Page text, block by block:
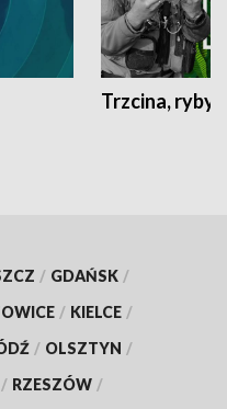
Trzcina, ryby
/ GDAŃSK /
/ KIELCE /
/ OLSZTYN /
/ RZESZÓW /